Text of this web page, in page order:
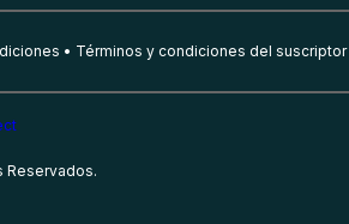
Términos y condiciones del suscriptor
Reservados.